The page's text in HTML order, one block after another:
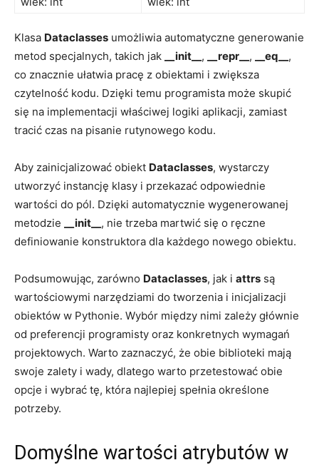
Klasa Dataclasses umożliwia ⁢automatyczne generowanie
metod specjalnych, ‌takich jak
__init__ ,⁢ __repr__ , __eq__ ,
co znacznie​ ułatwia pracę z obiektami i zwiększa⁢
czytelność kodu. Dzięki‌ temu programista może ⁤skupić
się​ na implementacji właściwej logiki aplikacji, zamiast
tracić czas‍ na pisanie‌ rutynowego kodu.
Aby zainicjalizować obiekt Dataclasses, wystarczy
utworzyć instancję klasy ⁤i przekazać odpowiednie
wartości do pól. Dzięki automatycznie wygenerowanej
metodzie
__init__ , ​nie trzeba ⁣martwić⁣ się ‍o ręczne
definiowanie​ konstruktora dla każdego nowego obiektu.
Podsumowując, zarówno⁣ Dataclasses, jak i⁤ attrs są
wartościowymi⁣ narzędziami do⁣ tworzenia i inicjalizacji​
obiektów w‍ Pythonie. Wybór między nimi zależy głównie
od preferencji ⁣programisty oraz konkretnych wymagań
projektowych. Warto zaznaczyć,⁣ że obie biblioteki mają
swoje zalety i⁤ wady, dlatego ​warto przetestować obie
⁣opcje i wybrać tę,‍ która⁤ najlepiej spełnia ⁤określone ​
potrzeby.
Domyślne wartości atrybutów ⁣w